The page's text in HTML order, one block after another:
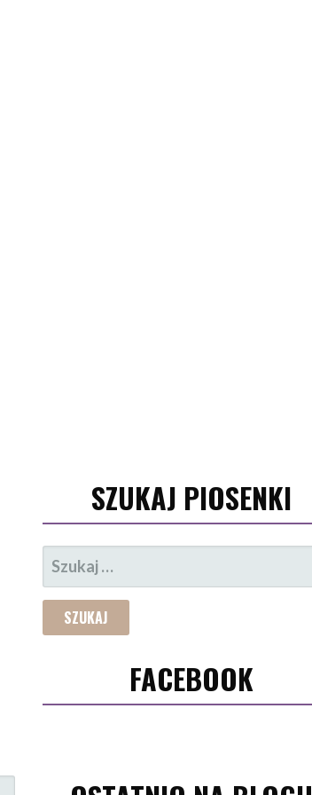
SZUKAJ PIOSENKI
SZUKAJ:
FACEBOOK